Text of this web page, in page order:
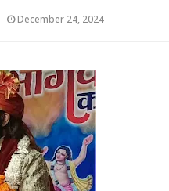
December 24, 2024